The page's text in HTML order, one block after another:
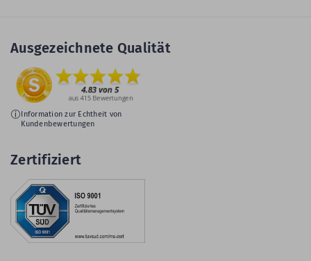
Ausgezeichnete Qualität
Information zur Echtheit von
Kundenbewertungen
Zertifiziert